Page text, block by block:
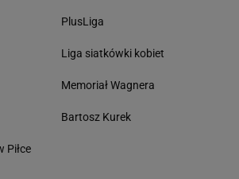
Piłce
PlusLiga
Liga siatkówki kobiet
Memoriał Wagnera
Bartosz Kurek